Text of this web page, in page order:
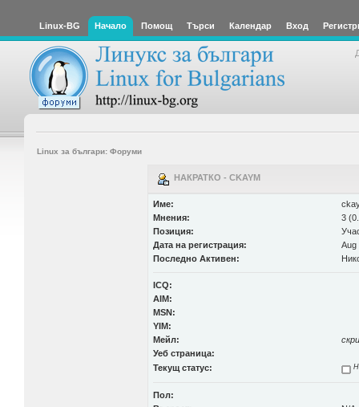
Linux-BG Начало Помощ Търси Календар Вход
Linux за българи: Форуми
НАКРАТКО - CKAYM
Име:
Мнения:
3
Позиция:
Дата на регистрация:
Aug
Последно Активен:
ICQ:
AIM:
MSN:
YIM:
Мейл:
Уеб страница:
Текущ статус:
Пол: